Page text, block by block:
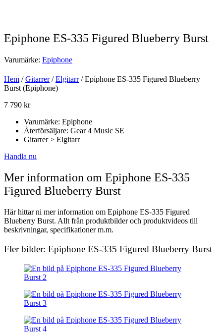
Epiphone ES-335 Figured Blueberry Burst
Varumärke: Epiphone
Hem /Gitarrer/Elgitarr/ Epiphone ES-335 Figured Blueberry
Burst (Epiphone)
7 790 kr
Varumärke: Epiphone
Återförsäljare: Gear 4 Music SE
Gitarrer > Elgitarr
Handla nu
Mer information om Epiphone ES-335
Figured Blueberry Burst
Här hittar ni mer information om Epiphone ES-335 Figured
Blueberry Burst. Allt från produktbilder och produktvideos till
beskrivningar, specifikationer m.m.
Fler bilder: Epiphone ES-335 Figured Blueberry Burst